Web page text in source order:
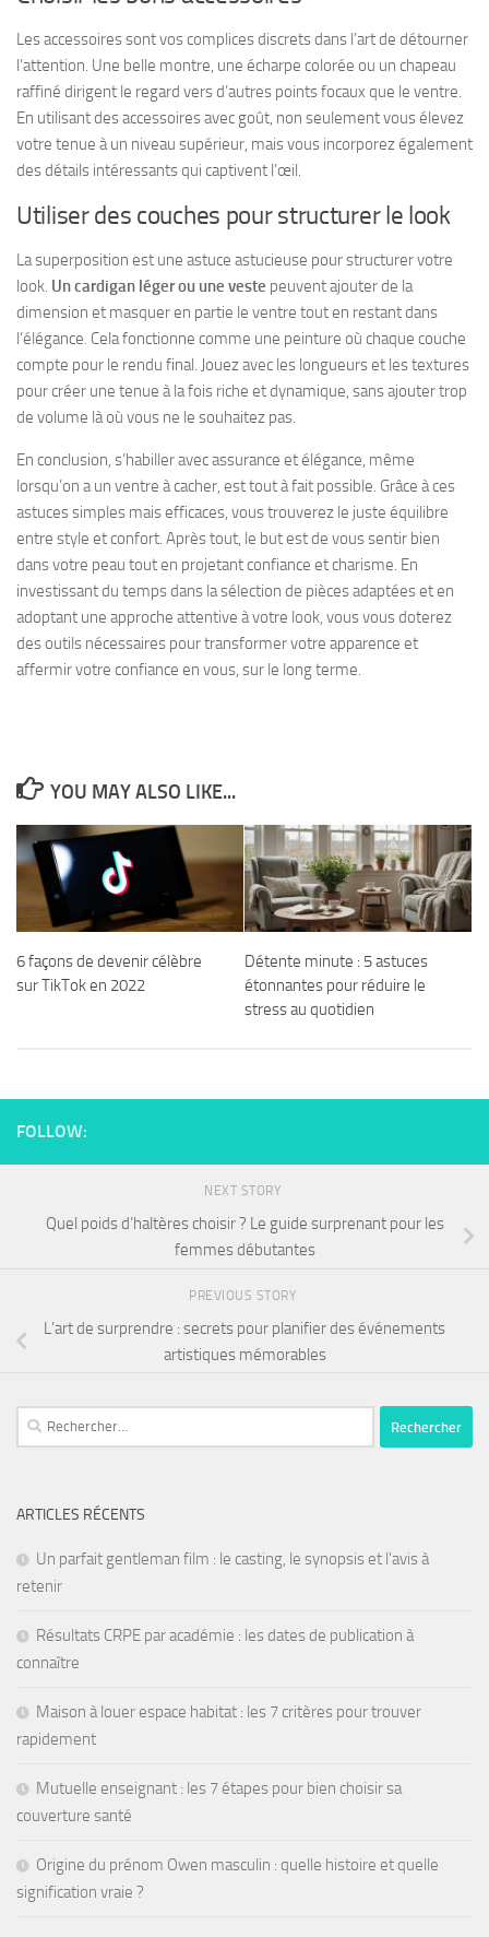
Les accessoires sont vos complices discrets dans l’art de détourner
l’attention. Une belle montre, une écharpe colorée ou un chapeau
raffiné dirigent le regard vers d’autres points focaux que le ventre.
En utilisant des accessoires avec goût, non seulement vous élevez
votre tenue à un niveau supérieur, mais vous incorporez également
des détails intéressants qui captivent l’œil.
Utiliser des couches pour structurer le look
La superposition est une astuce astucieuse pour structurer votre
look. Un cardigan léger ou une veste peuvent ajouter de la
dimension et masquer en partie le ventre tout en restant dans
l’élégance. Cela fonctionne comme une peinture où chaque couche
compte pour le rendu final. Jouez avec les longueurs et les textures
pour créer une tenue à la fois riche et dynamique, sans ajouter trop
de volume là où vous ne le souhaitez pas.
En conclusion, s’habiller avec assurance et élégance, même
lorsqu’on a un ventre à cacher, est tout à fait possible. Grâce à ces
astuces simples mais efficaces, vous trouverez le juste équilibre
entre style et confort. Après tout, le but est de vous sentir bien
dans votre peau tout en projetant confiance et charisme. En
investissant du temps dans la sélection de pièces adaptées et en
adoptant une approche attentive à votre look, vous vous doterez
des outils nécessaires pour transformer votre apparence et
affermir votre confiance en vous, sur le long terme.
YOU MAY ALSO LIKE...
6 façons de devenir célèbre
sur TikTok en 2022
Détente minute : 5 astuces
étonnantes pour réduire le
stress au quotidien
FOLLOW:
NEXT STORY
Quel poids d’haltères choisir ? Le guide surprenant pour les
femmes débutantes
PREVIOUS STORY
L’art de surprendre : secrets pour planifier des événements
artistiques mémorables
ARTICLES RÉCENTS
Un parfait gentleman film : le casting, le synopsis et l’avis à
retenir
Résultats CRPE par académie : les dates de publication à
connaître
Maison à louer espace habitat : les 7 critères pour trouver
rapidement
Mutuelle enseignant : les 7 étapes pour bien choisir sa
couverture santé
Origine du prénom Owen masculin : quelle histoire et quelle
signification vraie ?